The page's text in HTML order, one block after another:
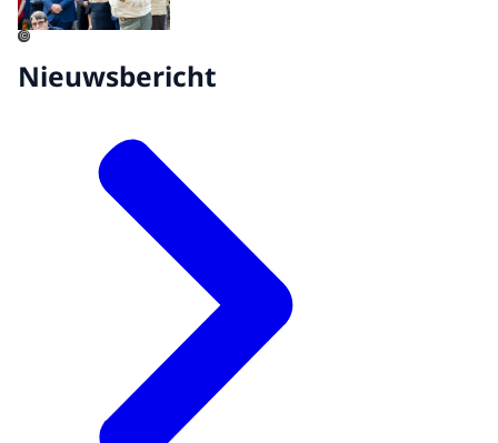
©
Nieuwsbericht